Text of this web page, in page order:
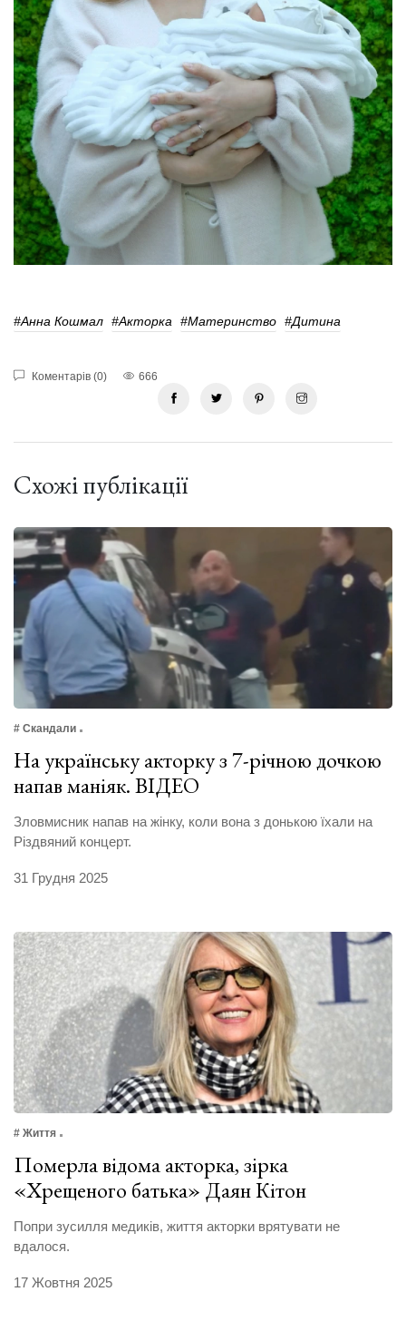
#Анна Кошмал #Акторка #Материнство #дитина
Коментарів (0) 666
Схожі публікації
# Скандали
На українську акторку з 7-річною дочкою
напав маніяк. ВІДЕО
Зловмисник напав на жінку, коли вона з донькою їхали на
Різдвяний концерт.
31 Грудня 2025
# Життя
Померла відома акторка, зірка
«Хрещеного батька» Даян Кітон
Попри зусилля медиків, життя акторки врятувати не
вдалося.
17 Жовтня 2025